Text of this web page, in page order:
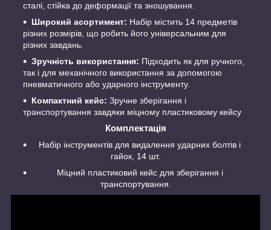
сталі, стійка до деформації та зношування.
Широкий асортимент: Набір містить 14 предметів
різних розмірів, що робить його універсальним для
різних завдань.
Зручність використання: Підходить як для ручного,
так і для механічного використання за допомогою
пневматичного або ударного інструменту.
Компактний кейс: Зручне зберігання і
транспортування завдяки міцному пластиковому кейсу
Комплектація
Набір інструментів для видалення ударних болтів і
гайок, 14 шт.
Міцний пластиковий кейс для зберігання і
транспортування.